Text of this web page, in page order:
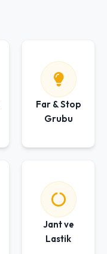
Far & Stop
Grubu
Jant ve
Lastik